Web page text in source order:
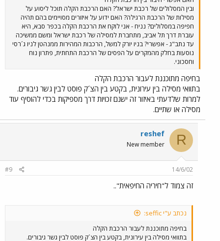
ובין המסלולים של רכבת ישראל? האם הרכבת הקלה תוכל ליסוע על
מסילות של הרכבת הרגילה? האם ידוע על איזורים מסויימים בהם תהיה
חפיפה במסלולים? נניח - אני לוקח את הרכבת הקלה בכפר סבא, היא
עוברת דרך תל אביב, מתחברת למסילה של רכבת ישראל ומשם ממשיכה
עד נתב"ג - אפשרי? בניו יורק למשל, הרכבות המהירות ממנהטן לניו ג´רסי
נוסעות בחלק מהמקרים על הפסים של הרכבת התחתית, פתרון נוח
וחסכוני.
בחיפה מתוכננת לעבור הרכבת הקלה
בתוואי מסילה בין עירונית, בקטע בין הצ´ק פוסט לבין גשר גיבורים.
למרות שלדעתי באיזור זה ישנם זכויות דרך מספיקות בכדי להוסיף עוד
מסילה או שתיים.
R
reshef
New member
14/6/02
#9
זה צמוד ל"חיריה החיפאית"..
נכתב ע"י seffic:
בחיפה מתוכננת לעבור הרכבת הקלה
בתוואי מסילה בין עירונית, בקטע בין הצ´ק פוסט לבין גשר גיבורים.